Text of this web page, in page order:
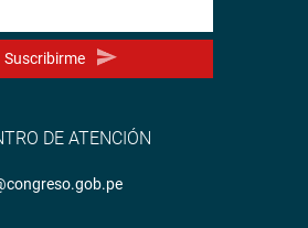
Suscribirme
DE ATENCIÓN